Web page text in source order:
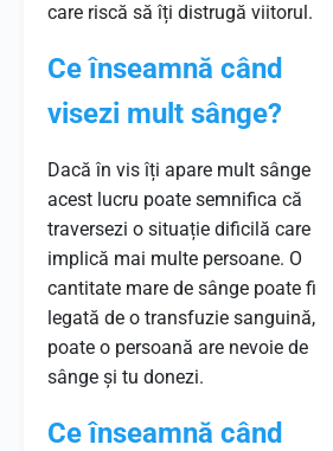
care riscă să îți distrugă viitorul.
Ce înseamnă când
visezi mult sânge?
Dacă în vis îți apare mult sânge
acest lucru poate semnifica că
traversezi o situație dificilă care
implică mai multe persoane. O
cantitate mare de sânge poate fi
legată de o transfuzie sanguină,
poate o persoană are nevoie de
sânge și tu donezi.
Ce înseamnă când